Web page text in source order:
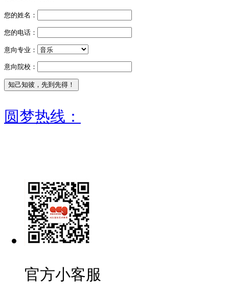
您的姓名：
您的电话：
意向专业：
意向院校：
圆梦热线：
官方小客服